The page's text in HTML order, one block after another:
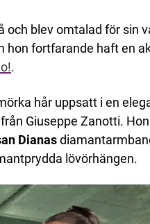
blev omtalad för sin
hon fortfarande haft en
.
hår uppsatt i en
Giuseppe Zanotti.
Dianas
lövörhängen.